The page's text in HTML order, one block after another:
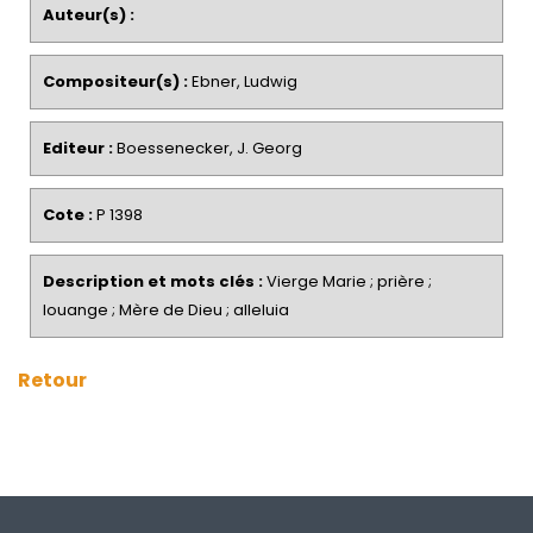
Auteur(s) :
Compositeur(s) :Ebner, Ludwig
Editeur :Boessenecker, J. Georg
Cote :P 1398
Description et mots clés :Vierge Marie ; prière ;
louange ; Mère de Dieu ; alleluia
Retour